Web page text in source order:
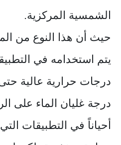
الشمسية المركزية.
حيث أن هذا النوع من
يتم استخدامه في
درجات حرارية عالية
درجة غليان الماء على
أحياناً في التطبيقات